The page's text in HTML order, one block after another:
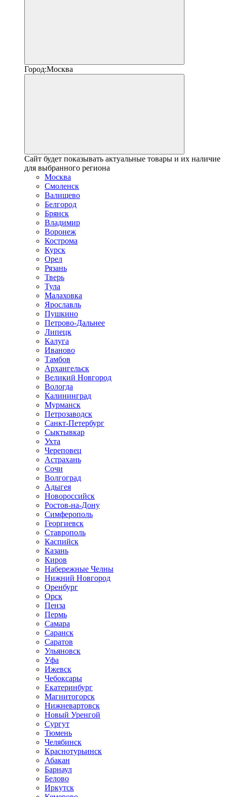
Город:Москва
Сайт будет показывать актуальные товары и их наличие
для выбранного региона
Москва
Смоленск
Валищево
Белгород
Брянск
Владимир
Воронеж
Кострома
Курск
Орел
Рязань
Тверь
Тула
Малаховка
Ярославль
Пушкино
Петрово-Дальнее
Липецк
Калуга
Иваново
Тамбов
Архангельск
Великий Новгород
Вологда
Калининград
Мурманск
Петрозаводск
Санкт-Петербург
Сыктывкар
Ухта
Череповец
Астрахань
Сочи
Волгоград
Адыгея
Новороссийск
Ростов-на-Дону
Симферополь
Георгиевск
Ставрополь
Каспийск
Казань
Киров
Набережные Челны
Нижний Новгород
Оренбург
Орск
Пенза
Пермь
Самара
Саранск
Саратов
Ульяновск
Уфа
Ижевск
Чебоксары
Екатеринбург
Магнитогорск
Нижневартовск
Новый Уренгой
Сургут
Тюмень
Челябинск
Краснотурьинск
Абакан
Барнаул
Белово
Иркутск